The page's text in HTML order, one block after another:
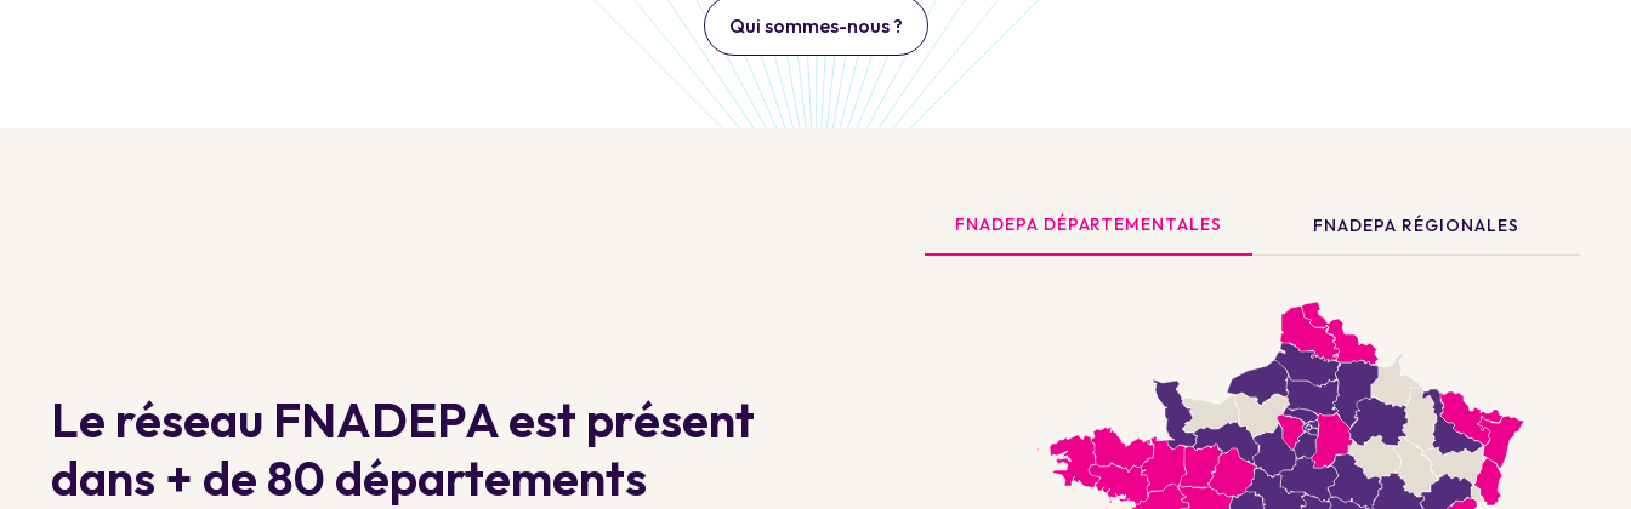
Qui sommes-nous ?
FNADEPA DÉPARTEMENTALES FNADEPA RÉGIONALES
Le réseau FNADEPA est présent
dans + de 80 départements